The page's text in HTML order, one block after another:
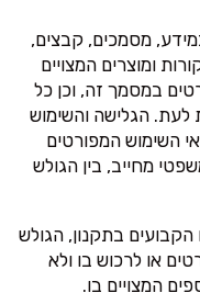
מסמכים, קבצים,
ומוצרים המצויים
במסמך זה, וכן כל
הגלישה והשימוש
השימוש המפורטים
מחייב, בין הגולש
הקבועים בתקנון, הגולש
או לרכוש בו ולא
המצויים בו.